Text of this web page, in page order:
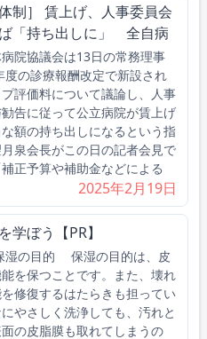
制］ 賃上げ、人事委員会
「持ち出しに」 全自病
院協議会は13日の常務理事
度の診療報酬改定で新設され
評価料について議論し、人事
告に従って公立病院が賃上げ
額の持ち出しになるという指
泉会長がこの日の記者会見で
正予算や補助金などによる
2025年2月19日
学ぼう【PR】
湿の目的 保湿の目的は、皮
を保つことです。また、壊れ
修復するはたらきも担ってい
やさしく洗浄しても、汚れと
の皮脂膜も取れてしまうの